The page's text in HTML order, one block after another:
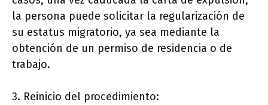
la persona puede solicitar la regularización de
su estatus migratorio, ya sea mediante la
obtención de un permiso de residencia o de
trabajo.
3. Reinicio del procedimiento: